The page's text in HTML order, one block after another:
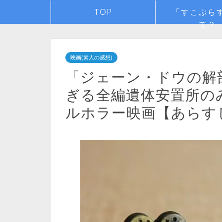
TOP
「すこぷら
て？
映画(素人の感想)
「ジェーン・ドウの
ぎる全編遺体安置所
ルホラー映画【あら